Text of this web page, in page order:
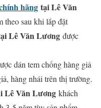
hãng tại Lê Văn
theo sau khi lắp đặt
Lê Văn Lương được
dán tem chống hàng giả
hàng nhái trên thị trường.
Lê Văn Lương khách